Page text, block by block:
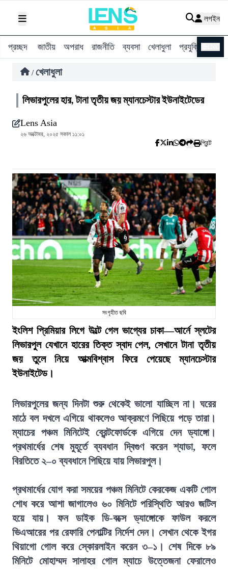
লগইন
প্রচ্ছদ জাতীয় অপরাধ রাজনীতি ব্যবসা খেলাধুলা প্রযুক্তি
/ খেলাধুলা
লিভারপুলের হার, টানা তৃতীয় জয় ম্যানচেস্টার ইউনাইটেডের
Lens Asia
২৬ অক্টোবর, ২০২৫ সকাল ১১:০১
প্রিন্ট
সংগৃহীত ছবি
ইংলিশ প্রিমিয়ার লিগে উল্টে গেল ভাগ্যের চাকা—আর্নে স্লটের
লিভারপুল যেখানে হারের তিক্ত স্বাদ পেল, সেখানে টানা তৃতীয়
জয় তুলে নিয়ে আত্মবিশ্বাস ফিরে পেয়েছে ম্যানচেস্টার
ইউনাইটেড।
লিভারপুলের জন্য দিনটা শুরু থেকেই ভালো যাচ্ছিল না। ঘরের
মাঠে বল দখলে এগিয়ে থাকলেও আক্রমণে পিছিয়ে পড়ে তারা।
ম্যাচের পঞ্চম মিনিটেই ব্রেন্টফোর্ডকে এগিয়ে দেন ড্যাঙ্গো।
প্রথমার্ধের শেষ মুহূর্তে ব্যবধান দ্বিগুণ করেন শ্যাডা, ফলে
বিরতিতে ২–০ ব্যবধানে পিছিয়ে যায় লিভারপুল।
প্রথমার্ধের যোগ করা সময়ের পঞ্চম মিনিটে কেরকেজ একটি গোল
শোধ করে আশা জাগালেও ৬০ মিনিটে পরিস্থিতি আরও জটিল
হয়ে যায়। ফন ডাইক ডি-বক্সে ড্যাঙ্গোকে ফাউল করলে
ভিএআরের পর রেফারি পেনাল্টির নির্দেশ দেন। সেখান থেকে ইগর
থিয়াগো গোল করে স্কোরলাইন করেন ৩–১। শেষ দিকে ৮৯
মিনিটে মোহাম্মদ সালাহর গোল ম্যাচে উত্তেজনা ফেরালেও